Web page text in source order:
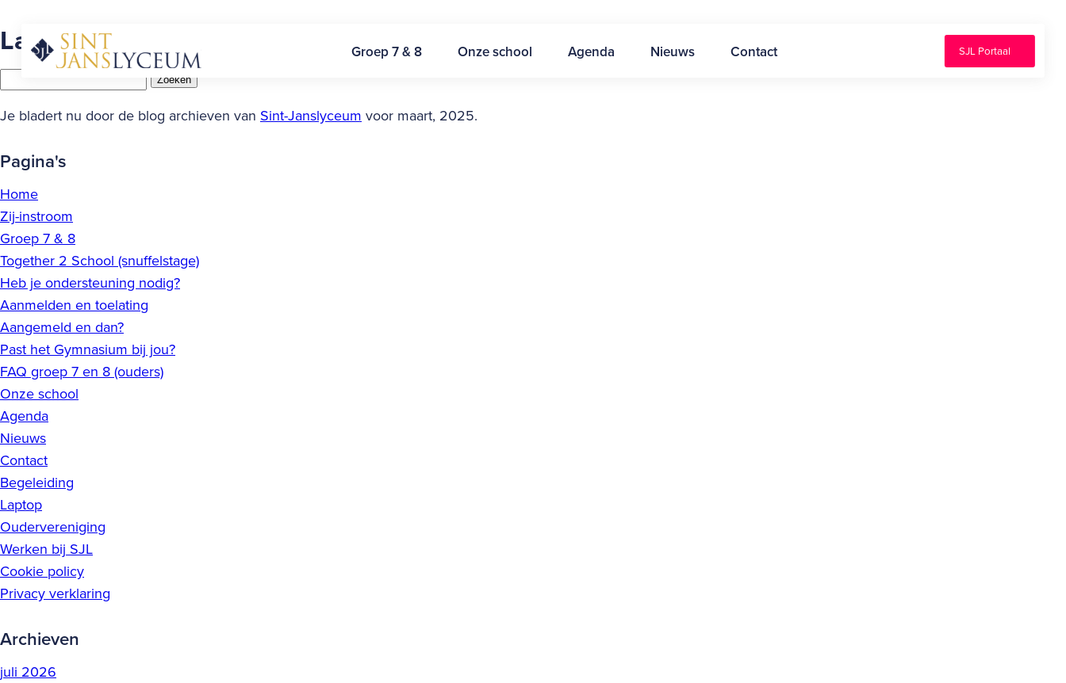
hoofdinhoud
Home Groep 7 & 8 Onze school Agenda Nieuws Contact SJL Portaal
Latest Posts
Je bladert nu door de blog archieven van Sint-Janslyceum voor maart, 2025.
Pagina's
Home
Zij-instroom
Groep 7 & 8
Together 2 School (snuffelstage)
Heb je ondersteuning nodig?
Aanmelden en toelating
Aangemeld en dan?
Past het Gymnasium bij jou?
FAQ groep 7 en 8 (ouders)
Onze school
Agenda
Nieuws
Contact
Begeleiding
Laptop
Oudervereniging
Werken bij SJL
Cookie policy
Privacy verklaring
Archieven
juli 2026